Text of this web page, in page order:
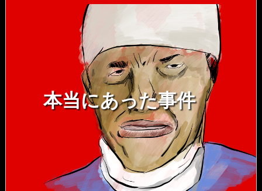
本当にあった事件